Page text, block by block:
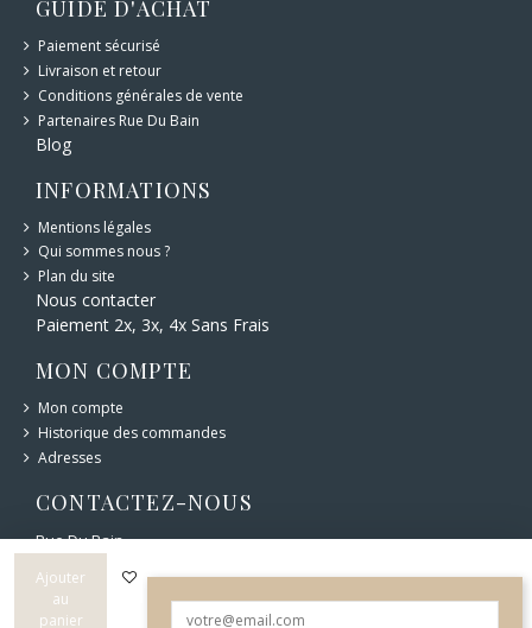
Ajouter
au
panier
GUIDE D'ACHAT
Paiement sécurisé
Livraison et retour
Conditions générales de vente
Partenaires Rue Du Bain
Blog
INFORMATIONS
Mentions légales
Qui sommes nous ?
Plan du site
Nous contacter
Paiement 2x, 3x, 4x Sans Frais
MON COMPTE
Mon compte
Historique des commandes
Adresses
CONTACTEZ-NOUS
Rue Du Bain
6 bd Carnot 12400 Saint-Affrique
05 65 49 44 76